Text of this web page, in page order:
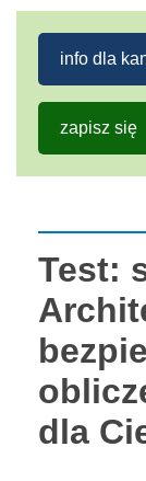
info dla
zapisz się
Test:
dla